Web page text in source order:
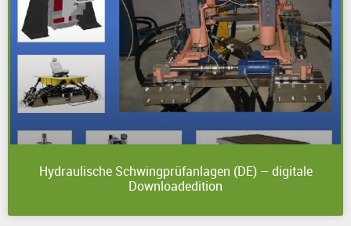
Hydraulische Schwingprüfanlagen (DE) – digitale
Downloadedition